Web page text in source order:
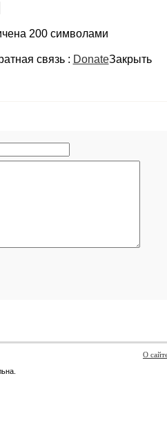
200 символами
связь: DonateЗакрыть
О